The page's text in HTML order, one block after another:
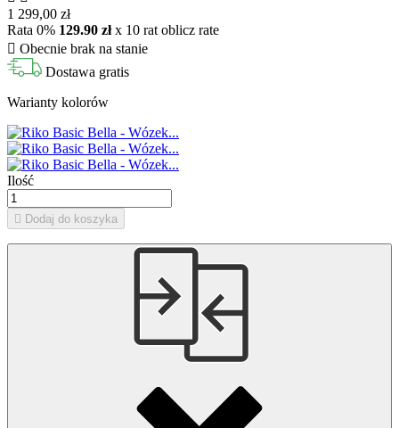
1 299,00 zł
Rata 0% 129.90 złx 10 rat oblicz rate
 Obecnie brak na stanie
Dostawa gratis
Warianty kolorów
Ilość
 Dodaj do koszyka